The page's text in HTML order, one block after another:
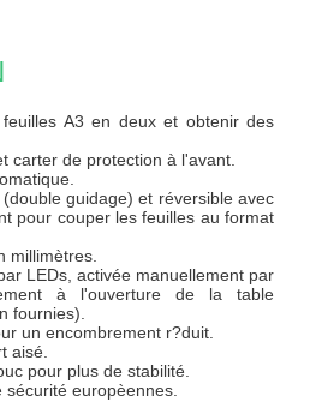
A3 en deux et obtenir des
carter de protection à l'avant.
guidage) et réversible avec
pour couper les feuilles au format
millimètres.
LEDs, activée manuellement par
à l'ouverture de la table
fournies).
un encombrement r?duit.
aisé.
pour plus de stabilité.
europèennes.